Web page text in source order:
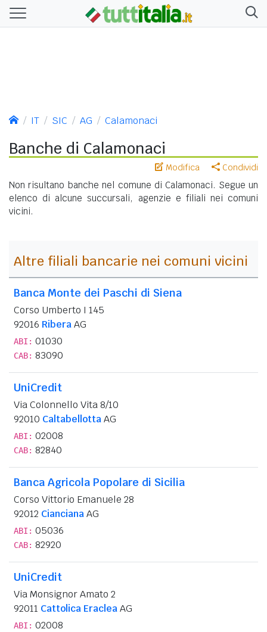
IT SIC AG Calamonaci
Banche di Calamonaci
Modifica Condividi
Non risultano banche nel comune di Calamonaci. Segue un
elenco di alcune succursali, agenzie e filiali nei comuni
vicini.
Altre filiali bancarie nei comuni vicini
Banca Monte dei Paschi di Siena
Corso Umberto I 145
92016 RiberaAG
ABI: 01030
CAB: 83090
UniCredit
Via Colonnello Vita 8/10
92010 CaltabellottaAG
ABI: 02008
CAB: 82840
Banca Agricola Popolare di Sicilia
Corso Vittorio Emanuele 28
92012 CiancianaAG
ABI: 05036
CAB: 82920
UniCredit
Via Monsignor Amato 2
92011 Cattolica EracleaAG
ABI: 02008